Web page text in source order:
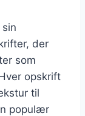
der
som
opskrift
til
populær